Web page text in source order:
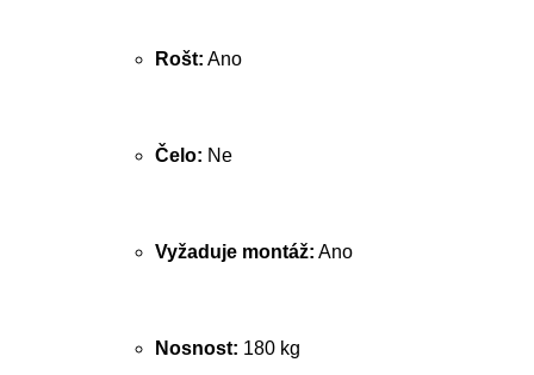
Rošt: Ano
Čelo: Ne
Vyžaduje montáž: Ano
Nosnost: 180 kg